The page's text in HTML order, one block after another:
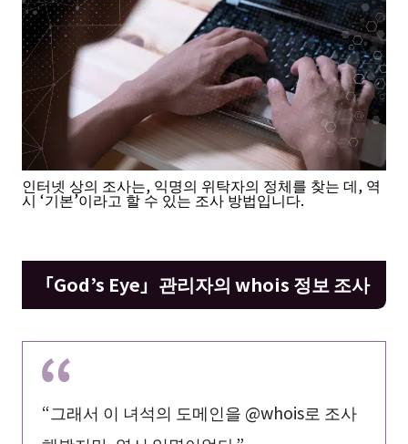
인터넷 상의 조사는, 익명의 위탁자의 정체를 찾는 데, 역
시 ‘기본’이라고 할 수 있는 조사 방법입니다.
「God’s Eye」관리자의 whois 정보 조사
“그래서 이 녀석의 도메인을 @whois로 조사